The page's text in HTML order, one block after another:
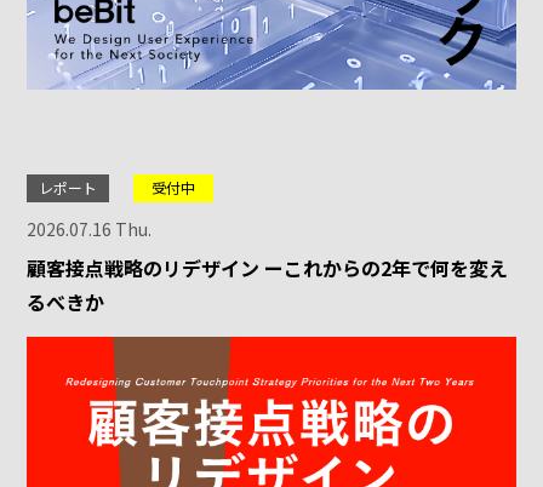
レポート 受付中
2026.07.16 Thu.
顧客接点戦略のリデザイン ーこれからの2年で何を変え
るべきか